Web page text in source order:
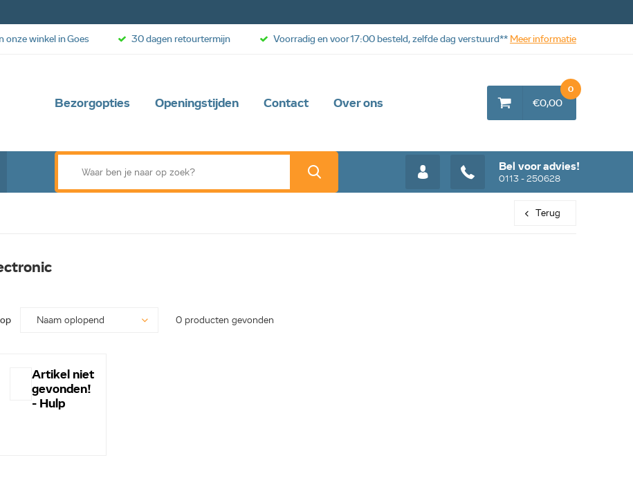
Bezorgopties Openingstijden Contact Over ons
Bel voor advies!
0113 - 250628
€0,00
0
onze winkel in Goes 30 dagen retourtermijn Voorradig en voor 17:00 besteld, zelfde dag verstuurd** Meer informatie
Terug
0 producten gevonden
Artikel niet
gevonden!
- Hulp